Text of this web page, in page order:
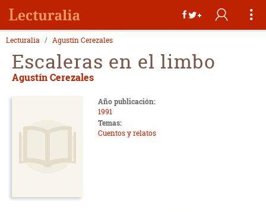
Lecturalia Agustín Cerezales
Escaleras en el limbo
Agustín Cerezales
Año publicación:
1991
Temas:
Cuentos y relatos